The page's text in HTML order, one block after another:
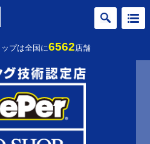
プは全国に6562店舗